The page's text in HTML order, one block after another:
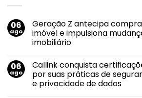
06
ago
Geração Z antecipa
imóvel e impulsiona
imobiliário
em
Geração
Z
antecipa
compra
06
ago
Callink conquista
por suas práticas de
e privacidade de dados